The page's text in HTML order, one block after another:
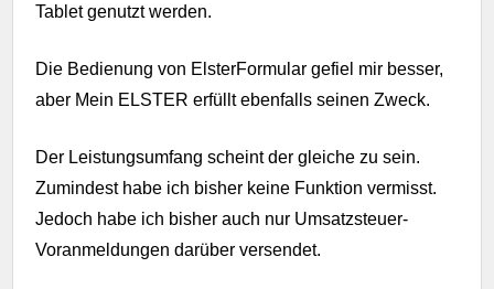
Tablet genutzt werden.
Die Bedienung von ElsterFormular gefiel mir besser,
aber Mein ELSTER erfüllt ebenfalls seinen Zweck.
Der Leistungsumfang scheint der gleiche zu sein.
Zumindest habe ich bisher keine Funktion vermisst.
Jedoch habe ich bisher auch nur Umsatzsteuer-
Voranmeldungen darüber versendet.